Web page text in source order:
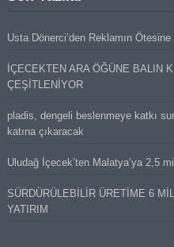
Usta Dönerci’den Reklamın
İÇECEKTEN ARA ÖĞÜNE BALIN
ÇEŞİTLENİYOR
pladis, dengeli beslenmeye katkı
katına çıkaracak
Uludağ İçecek’ten Malatya’ya 2,5
SÜRDÜRÜLEBİLİR ÜRETİME 6
YATIRIM